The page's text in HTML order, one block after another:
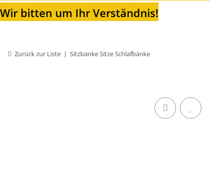
Wir bitten um Ihr Verständnis!
Zurück zur Liste Sitzbänke Sitze Schlafbänke